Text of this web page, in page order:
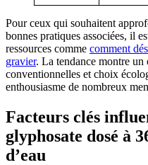
Pour ceux qui souhaitent
bonnes pratiques associées, il
ressources comme comment
gravier. La tendance montre
conventionnelles et choix
enthousiasme de nombreux
Facteurs clés
glyphosate dosé à
d’eau